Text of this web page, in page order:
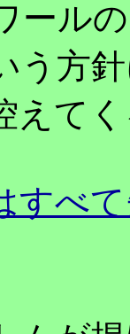
ール
う方
えて
すべ